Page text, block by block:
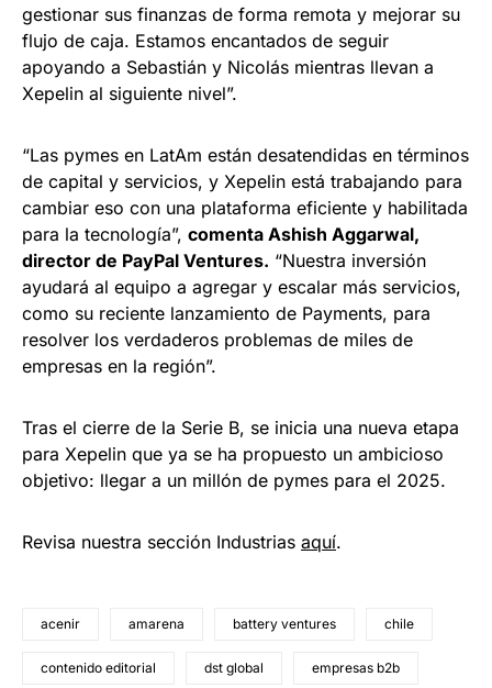
gestionar sus finanzas de forma remota y mejorar su
flujo de caja. Estamos encantados de seguir
apoyando a Sebastián y Nicolás mientras llevan a
Xepelin al siguiente nivel”.
“Las pymes en LatAm están desatendidas en términos
de capital y servicios, y Xepelin está trabajando para
cambiar eso con una plataforma eficiente y habilitada
para la tecnología”, comenta Ashish Aggarwal,
director de PayPal Ventures. “Nuestra inversión
ayudará al equipo a agregar y escalar más servicios,
como su reciente lanzamiento de Payments, para
resolver los verdaderos problemas de miles de
empresas en la región”.
Tras el cierre de la Serie B, se inicia una nueva etapa
para Xepelin que ya se ha propuesto un ambicioso
objetivo: llegar a un millón de pymes para el 2025.
Revisa nuestra sección Industrias aquí.
acenir amarena battery ventures chile
contenido editorial dst global empresas b2b